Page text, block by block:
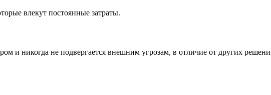
влекут постоянные затраты.
и никогда не подвергается внешним угрозам, в отличие от других